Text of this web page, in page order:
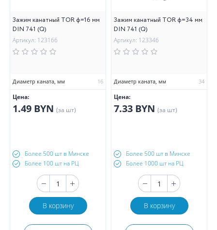
Зажим канатный TOR ф=16 мм
DIN 741 (Q)
Артикул: 123166
Диаметр каната, мм 16
Цена:
1.49 BYN (за шт)
Более 500 шт в Минске
Более 100 шт на РЦ
В корзину
Зажим канатный TOR ф=34 мм
DIN 741 (Q)
Артикул: 123346
Диаметр каната, мм 34
Цена:
7.33 BYN (за шт)
Более 500 шт в Минске
Более 1000 шт на РЦ
В корзину